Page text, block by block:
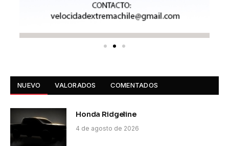
NUEVO VALORADOS COMENTADOS
Honda Ridgeline
4 de agosto de 2026